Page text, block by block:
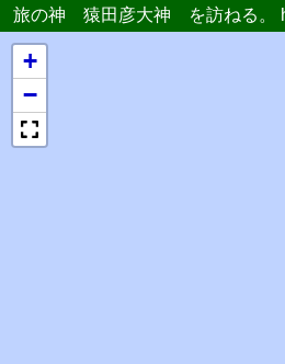
旅の神 猿田彦大神 を訪ねる。
+
−